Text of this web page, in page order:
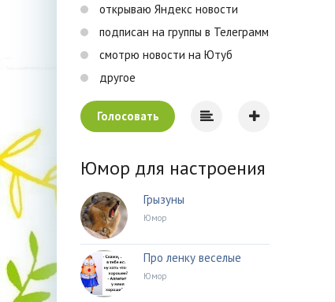
открываю Яндекс новости
подписан на группы в Телеграмм
смотрю новости на Ютуб
другое
Голосовать
Юмор для настроения
Грызуны
Юмор
Про ленку веселые
Юмор